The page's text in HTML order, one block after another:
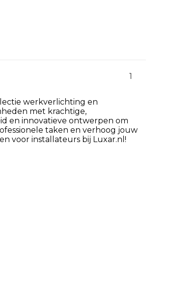
1
werkverlichting en
met krachtige,
en innovatieve ontwerpen om
taken en verhoog jouw
voor installateurs bij Luxar.nl!